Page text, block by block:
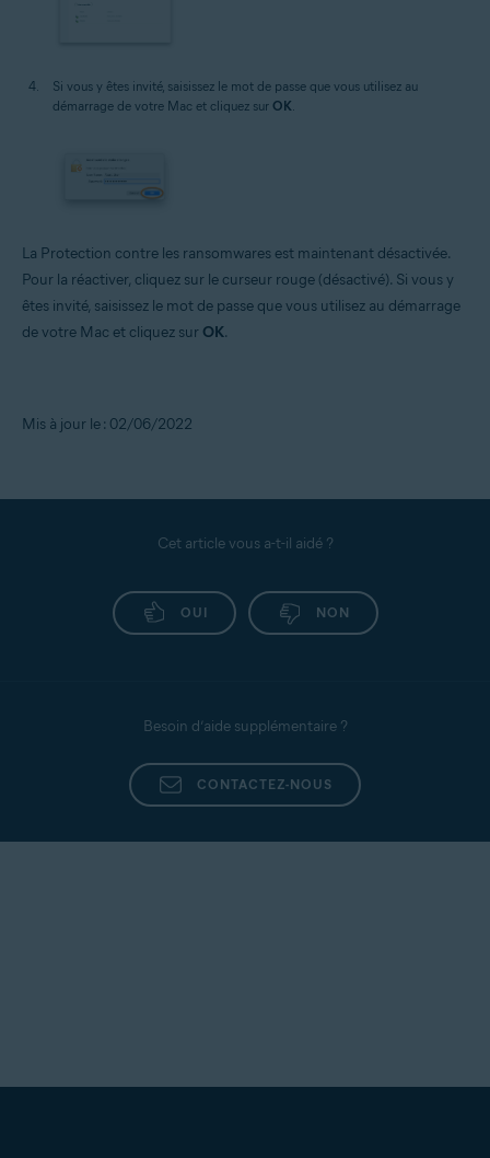
Si vous y êtes invité, saisissez le mot de passe que vous utilisez au
démarrage de votre Mac et cliquez sur OK
La Protection contre les ransomwares est maintenant désactivée.
Pour la réactiver, cliquez sur le curseur rouge (désactivé). Si vous y
êtes invité, saisissez le mot de passe que vous utilisez au démarrage
de votre Mac et cliquez sur OK.
Mis à jour le : 02/06/2022
Cet article vous a-t-il aidé ?
OUI NON
Besoin d’aide supplémentaire ?
CONTACTEZ-NOUS